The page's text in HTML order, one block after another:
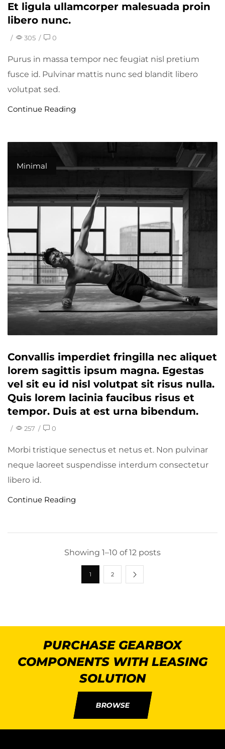
Et ligula ullamcorper malesuada proin
libero nunc.
/ 305 / 0
Purus in massa tempor nec feugiat nisl pretium
fusce id. Pulvinar mattis nunc sed blandit libero
volutpat sed.
Continue Reading
Minimal
Convallis imperdiet fringilla nec aliquet
lorem sagittis ipsum magna. Egestas
vel sit eu id nisl volutpat sit risus nulla.
Quis lorem lacinia faucibus risus et
tempor. Duis at est urna bibendum.
/ 257 / 0
Morbi tristique senectus et netus et. Non pulvinar
neque laoreet suspendisse interdum consectetur
libero id.
Continue Reading
Showing 1–10 of 12 posts
1 2
PURCHASE GEARBOX
COMPONENTS WITH LEASING
SOLUTION
BROWSE